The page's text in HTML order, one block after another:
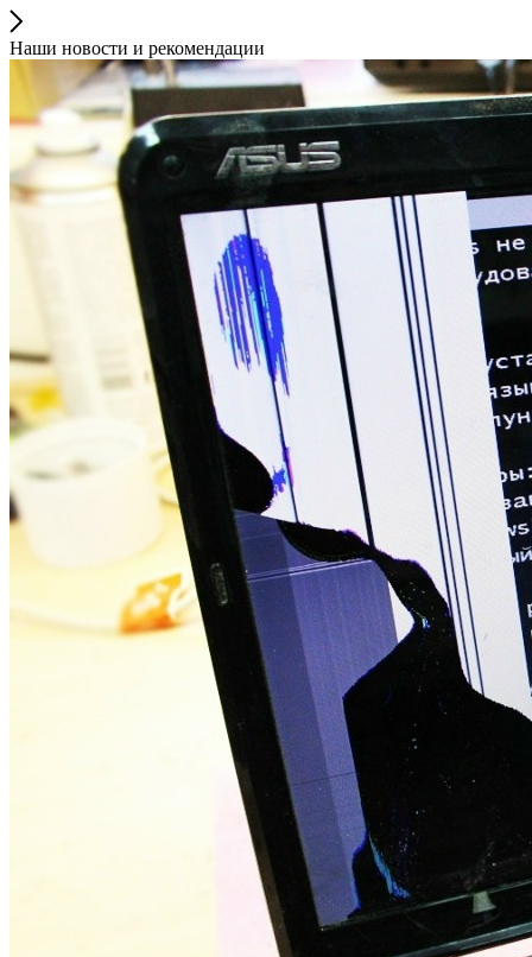
Наши новости и рекомендации